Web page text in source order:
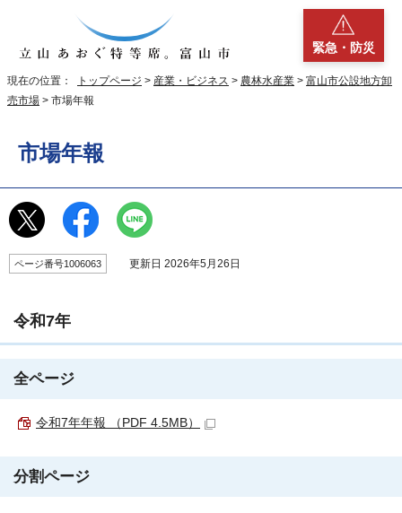
緊急・防災
現在の位置： トップページ > 産業・ビジネス > 農林水産業 > 富山市公設地方卸
売市場 > 市場年報
市場年報
ページ番号1006063 更新日 2026年5月26日
令和7年
全ページ
令和7年年報 （PDF 4.5MB）
分割ページ